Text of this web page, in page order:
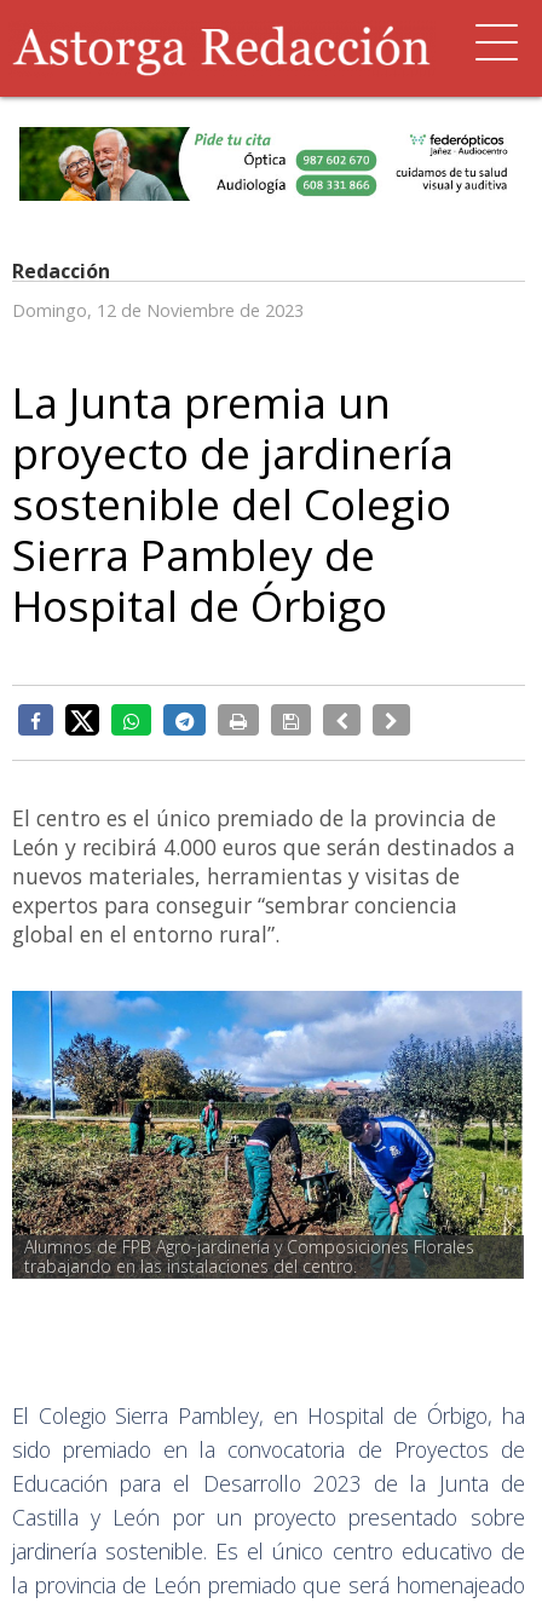
Redacción
Domingo, 12 de Noviembre de 2023
La Junta premia un
proyecto de jardinería
sostenible del Colegio
Sierra Pambley de
Hospital de Órbigo
El centro es el único premiado de la provincia de
León y recibirá 4.000 euros que serán destinados a
nuevos materiales, herramientas y visitas de
expertos para conseguir “sembrar conciencia
global en el entorno rural”.
Alumnos de FPB Agro-jardinería y Composiciones Florales
trabajando en las instalaciones del centro.
El Colegio Sierra Pambley, en Hospital de Órbigo, ha
sido premiado en la convocatoria de Proyectos de
Educación para el Desarrollo 2023 de la Junta de
Castilla y León por un proyecto presentado sobre
jardinería sostenible. Es el único centro educativo de
la provincia de León premiado que será homenajeado